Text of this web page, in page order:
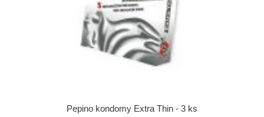
Pepino kondomy Extra Thin - 3 ks